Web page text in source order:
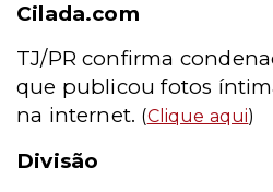
Cilada.com
TJ/PR confirma
que publicou fotos
na internet. (Clique aqui)
Divisão